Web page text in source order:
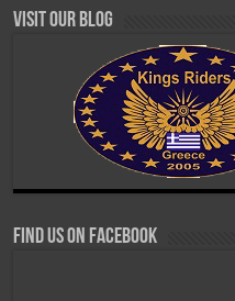
Visit our Blog
Find us on Facebook